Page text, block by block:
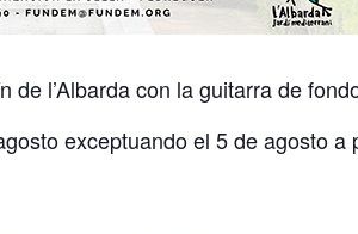
de l’Albarda con la guitarra de
exceptuando el 5 de agosto